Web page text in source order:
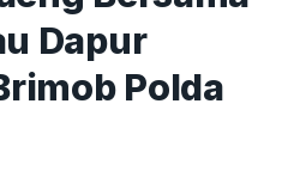
Dapur
Polda